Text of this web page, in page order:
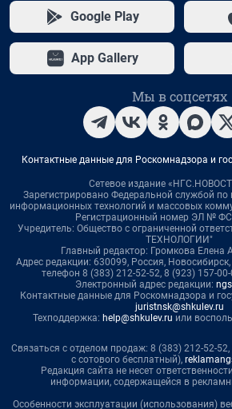
Google Play
App Gallery
Мы в соцсетях
Контактные данные для Роскомнадзора и
Сетевое издание
Зарегистрировано Федеральной службой по
информационных технологий и массовых
Регистрационный номер ЭЛ №
Учредитель: Общество с ограниченной
ТЕХНОЛОГИИ"
Главный редактор: Громкова Елена
Адрес редакции: 630099, Россия,
телефон 8 (383) 212-52-52, 8 (923) 157-
Электронный адрес редакции:
Контактные данные для Роскомнадзора и
juristnsk@shkulev.ru
Техподдержка: help@shkulev.ru или
Связаться с отделом продаж: 8 (383) 212-52-
с сотового бесплатный),
Редакция сайта не несет
информации, содержащейся в
Особенности эксплуатации (использования)